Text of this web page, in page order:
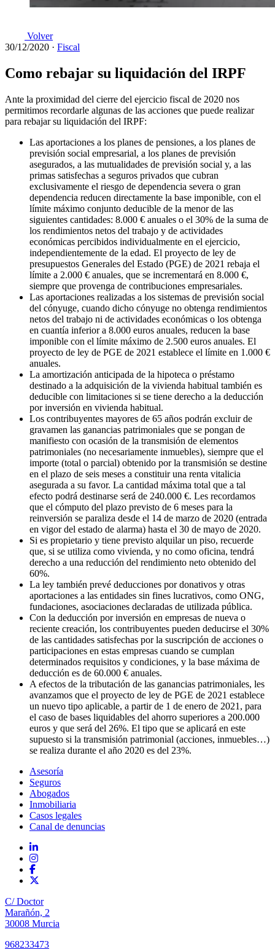
Volver
30/12/2020 · Fiscal
Como rebajar su liquidación del IRPF
Ante la proximidad del cierre del ejercicio fiscal de 2020 nos
permitimos recordarle algunas de las acciones que puede realizar
para rebajar su liquidación del IRPF:
Las aportaciones a los planes de pensiones, a los planes de
previsión social empresarial, a los planes de previsión
asegurados, a las mutualidades de previsión social y, a las
primas satisfechas a seguros privados que cubran
exclusivamente el riesgo de dependencia severa o gran
dependencia reducen directamente la base imponible, con el
límite máximo conjunto deducible de la menor de las
siguientes cantidades: 8.000 € anuales o el 30% de la suma de
los rendimientos netos del trabajo y de actividades
económicas percibidos individualmente en el ejercicio,
independientemente de la edad. El proyecto de ley de
presupuestos Generales del Estado (PGE) de 2021 rebaja el
límite a 2.000 € anuales, que se incrementará en 8.000 €,
siempre que provenga de contribuciones empresariales.
Las aportaciones realizadas a los sistemas de previsión social
del cónyuge, cuando dicho cónyuge no obtenga rendimientos
netos del trabajo ni de actividades económicas o los obtenga
en cuantía inferior a 8.000 euros anuales, reducen la base
imponible con el límite máximo de 2.500 euros anuales. El
proyecto de ley de PGE de 2021 establece el límite en 1.000 €
anuales.
La amortización anticipada de la hipoteca o préstamo
destinado a la adquisición de la vivienda habitual también es
deducible con limitaciones si se tiene derecho a la deducción
por inversión en vivienda habitual.
Los contribuyentes mayores de 65 años podrán excluir de
gravamen las ganancias patrimoniales que se pongan de
manifiesto con ocasión de la transmisión de elementos
patrimoniales (no necesariamente inmuebles), siempre que el
importe (total o parcial) obtenido por la transmisión se destine
en el plazo de seis meses a constituir una renta vitalicia
asegurada a su favor. La cantidad máxima total que a tal
efecto podrá destinarse será de 240.000 €. Les recordamos
que el cómputo del plazo previsto de 6 meses para la
reinversión se paraliza desde el 14 de marzo de 2020 (entrada
en vigor del estado de alarma) hasta el 30 de mayo de 2020.
Si es propietario y tiene previsto alquilar un piso, recuerde
que, si se utiliza como vivienda, y no como oficina, tendrá
derecho a una reducción del rendimiento neto obtenido del
60%.
La ley también prevé deducciones por donativos y otras
aportaciones a las entidades sin fines lucrativos, como ONG,
fundaciones, asociaciones declaradas de utilizada pública.
Con la deducción por inversión en empresas de nueva o
reciente creación, los contribuyentes pueden deducirse el 30%
de las cantidades satisfechas por la suscripción de acciones o
participaciones en estas empresas cuando se cumplan
determinados requisitos y condiciones, y la base máxima de
deducción es de 60.000 € anuales.
A efectos de la tributación de las ganancias patrimoniales, les
avanzamos que el proyecto de ley de PGE de 2021 establece
un nuevo tipo aplicable, a partir de 1 de enero de 2021, para
el caso de bases liquidables del ahorro superiores a 200.000
euros y que será del 26%. El tipo que se aplicará en este
supuesto si la transmisión patrimonial (acciones, inmuebles…)
se realiza durante el año 2020 es del 23%.
Asesoría
Seguros
Abogados
Inmobiliaria
Casos legales
Canal de denuncias
C/ Doctor
Marañón, 2
30008 Murcia
968233473